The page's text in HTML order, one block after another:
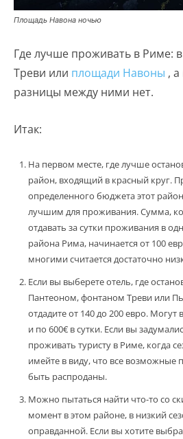
Площадь Навона ночью
Где лучше проживать в Риме:
Треви или площади Навоны ,
разницы между ними нет.
Итак:
На первом месте, где лучше
район, входящий в красный круг.
определенного бюджета этот
лучшим для проживания. Сумма,
отдавать за сутки проживания в
района Рима, начинается от 100
многими считается достаточно
Если вы выберете отель, где
Пантеоном, фонтаном Треви или
отдадите от 140 до 200 евро. Могут
и по 600€ в сутки. Если вы
проживать туристу в Риме, когда
имейте в виду, что все возможные
быть распроданы.
Можно пытаться найти что-то со
момент в этом районе, в низкий
оправданной. Если вы хотите